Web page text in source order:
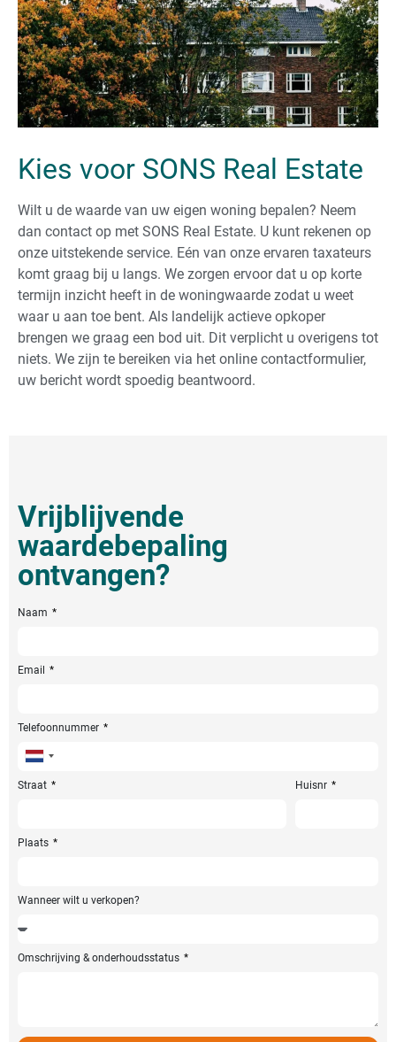
Kies voor SONS Real Estate
Wilt u de waarde van uw eigen woning bepalen? Neem
dan contact op met SONS Real Estate. U kunt rekenen op
onze uitstekende service. Eén van onze ervaren taxateurs
komt graag bij u langs. We zorgen ervoor dat u op korte
termijn inzicht heeft in de woningwaarde zodat u weet
waar u aan toe bent. Als landelijk actieve opkoper
brengen we graag een bod uit. Dit verplicht u overigens tot
niets. We zijn te bereiken via het online contactformulier,
uw bericht wordt spoedig beantwoord.
Vrijblijvende
waardebepaling
ontvangen?
Naam
Email
Telefoonnummer
Netherlands
+31
Straat Huisnr
Plaats
Wanneer wilt u verkopen?
Omschrijving & onderhoudsstatus